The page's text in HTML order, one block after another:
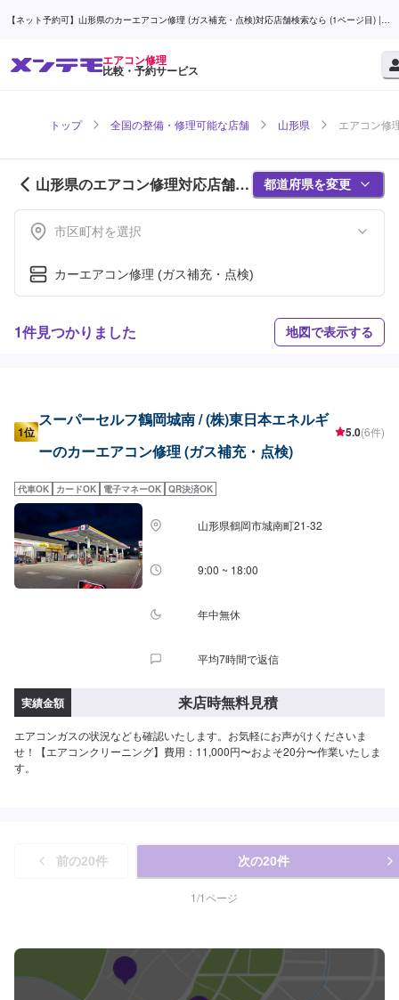
【ネット予約可】山形県のカーエアコン修理 (ガス補充・点検)対応店舗検索なら (1ページ目) |
エアコン修理
比較・予約サービス
トップ 全国の整備・修理可能な店舗 山形県 エアコン修
山形県のエアコン修理対応店舗紹
介 (1ページ目)
都道府県を変更
市区町村を選択
カーエアコン修理 (ガス補充・点検)
1件見つかりました 地図で表示する
1位
スーパーセルフ鶴岡城南 / (株)東日本エネルギ
ーのカーエアコン修理 (ガス補充・点検)
5.0(6件)
代車OK カードOK 電子マネーOK QR決済OK
山形県鶴岡市城南町21-32
9:00 ~ 18:00
年中無休
平均7時間で返信
実績金額 来店時無料見積
エアコンガスの状況なども確認いたします。お気軽にお声がけくださいま
せ！【エアコンクリーニング】費用：11,000円〜およそ20分〜作業いたしま
す。
前の20件 次の20件
1/1ページ